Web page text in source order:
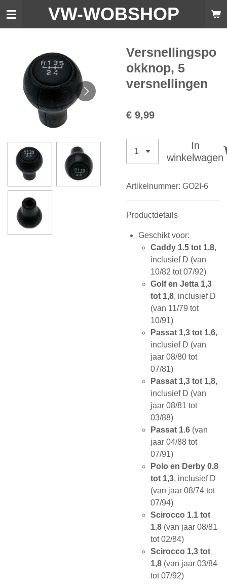
Ga
hoofdinhoud
VW-WOBSHOP
Versnellingspo
okknop, 5
versnellingen
€ 9,99
In
winkelwagen
Artikelnummer: GO2I-6
Productdetails
Geschikt voor:
Caddy 1.5 tot 1.8,
inclusief D (van
10/82 tot 07/92)
Golf en Jetta 1,3
tot 1,8, inclusief D
(van 11/79 tot
10/91)
Passat 1,3 tot 1,6,
inclusief D (van
jaar 08/80 tot
07/81)
Passat 1,3 tot 1,8,
inclusief D (van
jaar 08/81 tot
03/88)
Passat 1.6 (van
jaar 04/88 tot
07/91)
Polo en Derby 0,8
tot 1,3, inclusief D
(van jaar 08/74 tot
07/94)
Scirocco 1.1 tot
1.8 (van jaar 08/81
tot 02/84)
Scirocco 1,3 tot
1,8 (van jaar 03/84
tot 07/92)